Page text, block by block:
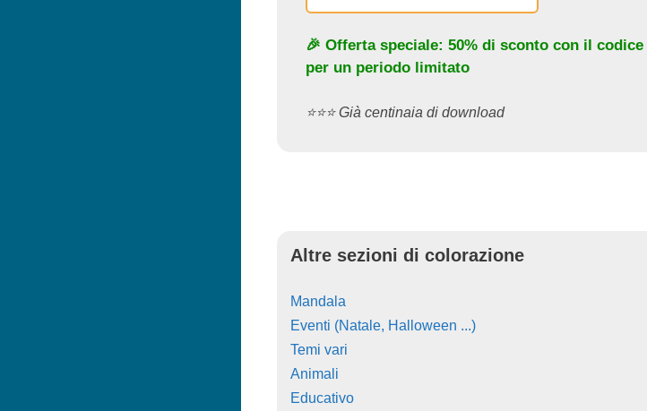
🎉 Offerta speciale: 50% di sconto con il codice
per un periodo limitato
⭐️⭐️⭐️ Già centinaia di download
Altre sezioni di colorazione
Mandala
Eventi (Natale, Halloween ...)
Temi vari
Animali
Educativo